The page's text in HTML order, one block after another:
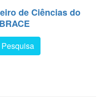
de Ciências do
Pesquisa